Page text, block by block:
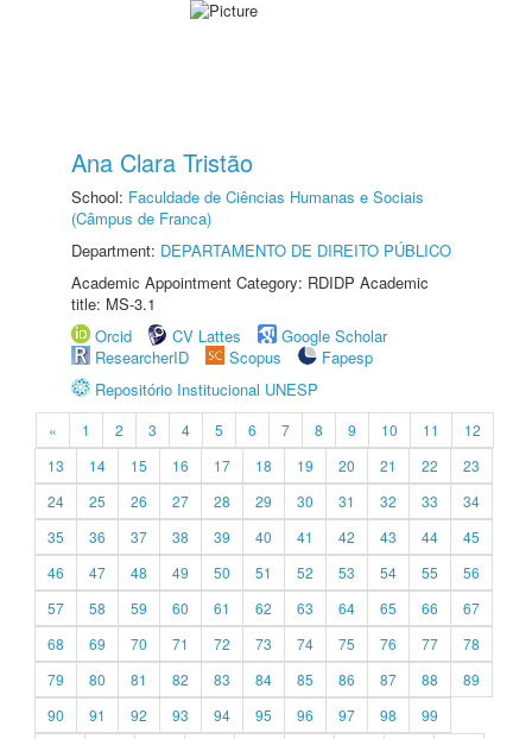
Ana Clara Tristão
School: Faculdade de Ciências Humanas e Sociais
(Câmpus de Franca)
Department: DEPARTAMENTO DE DIREITO PÚBLICO
Academic Appointment Category: RDIDP Academic
title: MS-3.1
Orcid
CV Lattes
Google Scholar
ResearcherID
Scopus
Fapesp
Repositório Institucional UNESP
« 1 2 3 4 5 6 7 8 9 10 11
12
13
14 15 16 17 18 19 20 21 22
23
24
25 26 27 28 29 30 31 32 33
34
35
36 37 38 39 40 41 42 43 44
45
46
47 48 49 50 51 52 53 54 55
56
57
58 59 60 61 62 63 64 65 66
67
68
69 70 71 72 73 74 75 76 77
78
79
80 81 82 83 84 85 86 87 88
89
90
91 92 93 94 95 96 97 98
99